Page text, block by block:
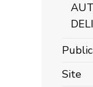
Site